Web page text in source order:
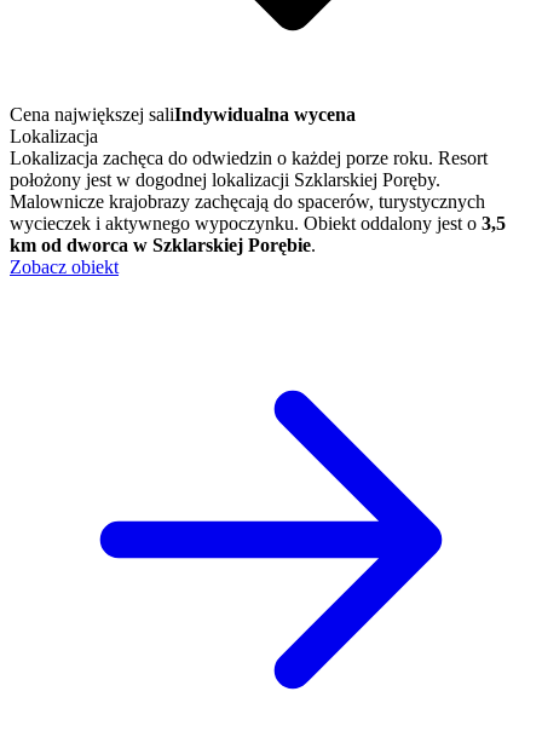
Cena największej saliIndywidualna wycena
Lokalizacja
Lokalizacja zachęca do odwiedzin o każdej porze roku. Resort
położony jest w dogodnej lokalizacji Szklarskiej Poręby.
Malownicze krajobrazy zachęcają do spacerów, turystycznych
wycieczek i aktywnego wypoczynku. Obiekt oddalony jest o 3,5
km od dworca w Szklarskiej Porębie.
Zobacz obiekt